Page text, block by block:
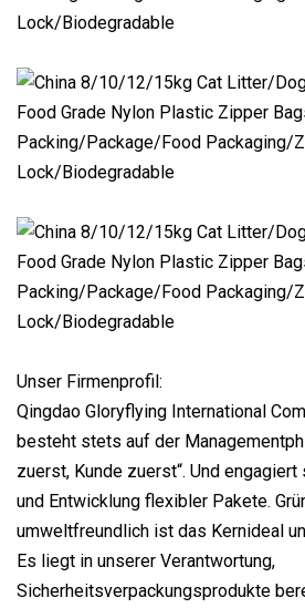
Unser Firmenprofil:
Qingdao Gloryflying International
besteht stets auf der
zuerst, Kunde zuerst“. Und
und Entwicklung flexibler Pakete.
umweltfreundlich ist das Kernideal
Es liegt in unserer Verantwortung,
Sicherheitsverpackungsprodukte